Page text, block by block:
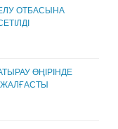
ОТБАСЫНА
ӨҢІРІНДЕ